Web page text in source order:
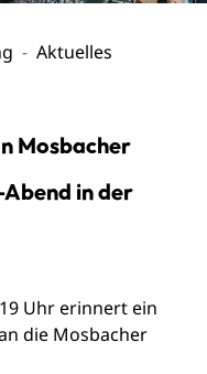
Aktuelles
Mosbacher
in der
Uhr erinnert ein
die Mosbacher